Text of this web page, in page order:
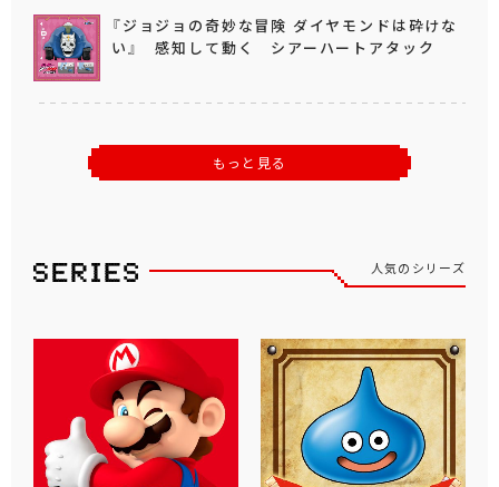
『ジョジョの奇妙な冒険 ダイヤモンドは砕けな
い』 感知して動く シアーハートアタック
もっと見る
人気のシリーズ